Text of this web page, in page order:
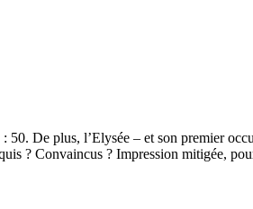
De plus, l’Elysée – et son premier
? Convaincus ? Impression mitigée,